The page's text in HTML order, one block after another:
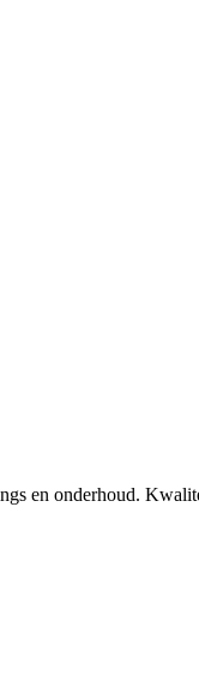
en onderhoud.